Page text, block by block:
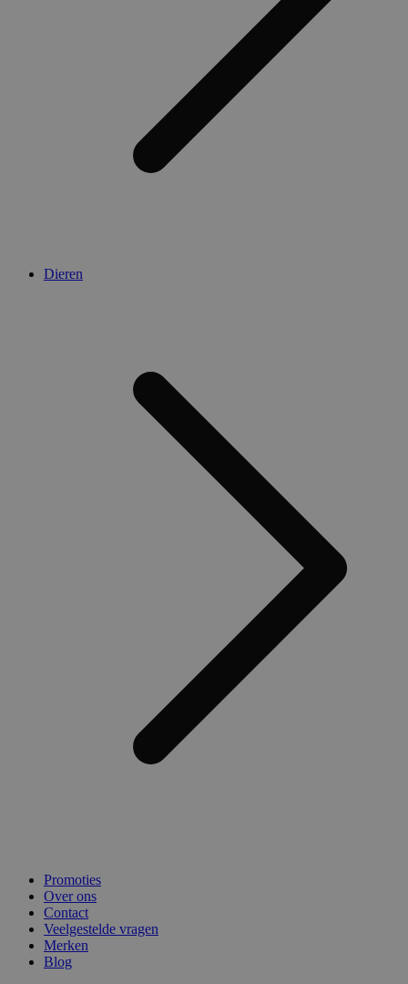
Dieren
Promoties
Over ons
Contact
Veelgestelde vragen
Merken
Blog